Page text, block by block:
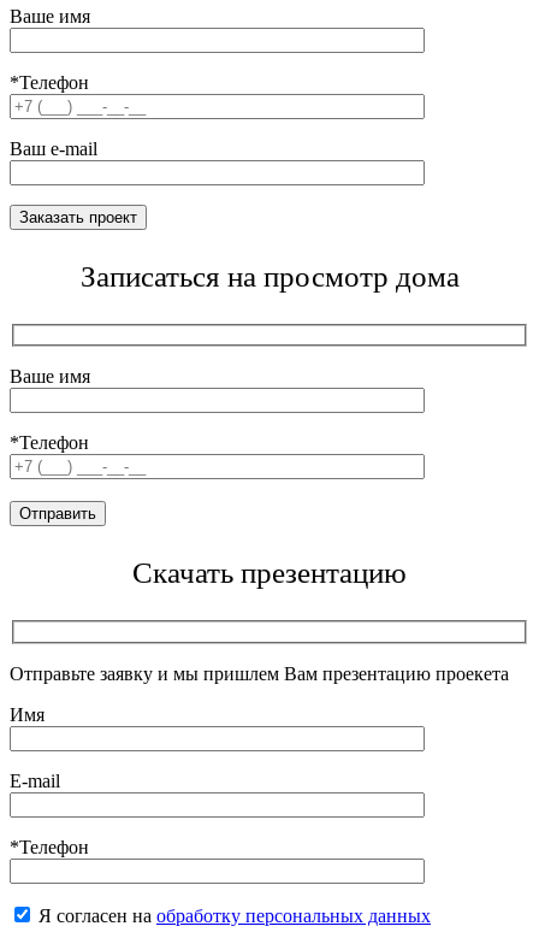
Ваше имя
*Телефон
Ваш e-mail
Записаться на просмотр дома
Ваше имя
*Телефон
Скачать презентацию
Отправьте заявку и мы пришлем Вам презентацию проекета
Имя
E-mail
*Телефон
Я согласен на обработку персональных данных